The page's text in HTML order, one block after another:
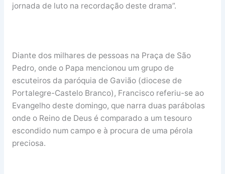
jornada de luto na recordação deste drama”.
Diante dos milhares de pessoas na Praça de São
Pedro, onde o Papa mencionou um grupo de
escuteiros da paróquia de Gavião (diocese de
Portalegre-Castelo Branco), Francisco referiu-se ao
Evangelho deste domingo, que narra duas parábolas
onde o Reino de Deus é comparado a um tesouro
escondido num campo e à procura de uma pérola
preciosa.